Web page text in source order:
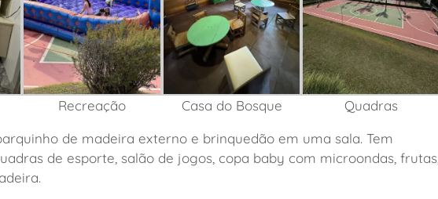
Recreação Casa do Bosque
Quadras
de madeira externo e brinquedão em uma sala. Tem
de esporte, salão de jogos, copa baby com microondas, frutas,